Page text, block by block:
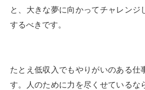
と、大きな夢に向かってチャレンジ
するべきです。
たとえ低収入でもやりがいのある仕
す。人のために力を尽くせているな